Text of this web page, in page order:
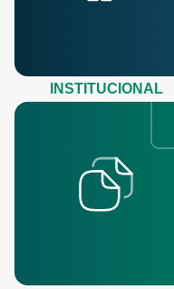
INSTITUCIONAL